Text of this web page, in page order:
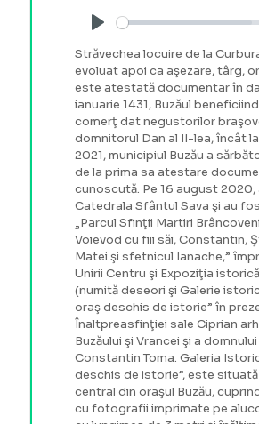
Play
Străvechea locuire de la
evoluat apoi ca aşezare, târg,
este atestată documentar în
ianuarie 1431, Buzăul
comerţ dat negustorilor
domnitorul Dan al II-lea, încât la
2021, municipiul Buzău a
de la prima sa atestare
cunoscută. Pe 16 august
Catedrala Sfântul Sava şi au
„Parcul Sfinţii Martiri
Voievod cu fiii săi, Constantin,
Matei şi sfetnicul Ianache,”
Unirii Centru şi Expoziţia
(numită deseori şi Galerie
oraş deschis de istorie” în
Înaltpreasfinţiei sale Ciprian
Buzăului şi Vrancei şi a
Constantin Toma. Galeria
deschis de istorie”, este
central din oraşul Buzău,
cu fotografii imprimate pe